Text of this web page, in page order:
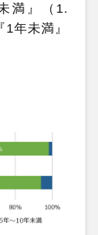
満』（1.
年未満』